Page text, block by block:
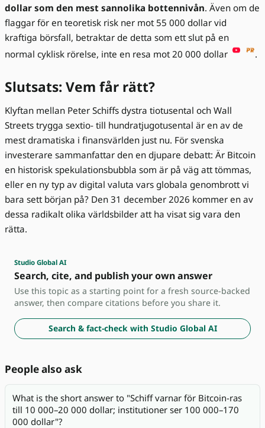
dollar som den mest sannolika bottennivån. Även om de
flaggar för en teoretisk risk ner mot 55 000 dollar vid
kraftiga börsfall, betraktar de detta som ett slut på en
normal cyklisk rörelse, inte en resa mot 20 000 dollar
.
Slutsats: Vem får rätt?
Klyftan mellan Peter Schiffs dystra tiotusental och Wall
Streets trygga sextio- till hundratjugotusental är en av de
mest dramatiska i finansvärlden just nu. För svenska
investerare sammanfattar den en djupare debatt: Är Bitcoin
en historisk spekulationsbubbla som är på väg att tömmas,
eller en ny typ av digital valuta vars globala genombrott vi
bara sett början på? Den 31 december 2026 kommer en av
dessa radikalt olika världsbilder att ha visat sig vara den
rätta.
Studio Global AI
Search, cite, and publish your own answer
Use this topic as a starting point for a fresh source-backed
answer, then compare citations before you share it.
Search & fact-check with Studio Global AI
People also ask
What is the short answer to "Schiff varnar för Bitcoin-ras
till 10 000–20 000 dollar; institutioner ser 100 000–170
000 dollar"?